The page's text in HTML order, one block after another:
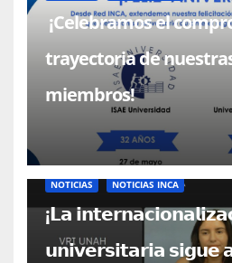
¡Celebramos el
trayectoria de
miembros!
NOTICIAS NOTICIAS INCA
¡𝗟𝗮
𝘂𝗻𝗶𝘃𝗲𝗿𝘀𝗶𝘁𝗮𝗿𝗶𝗮 𝘀𝗶𝗴𝘂𝗲